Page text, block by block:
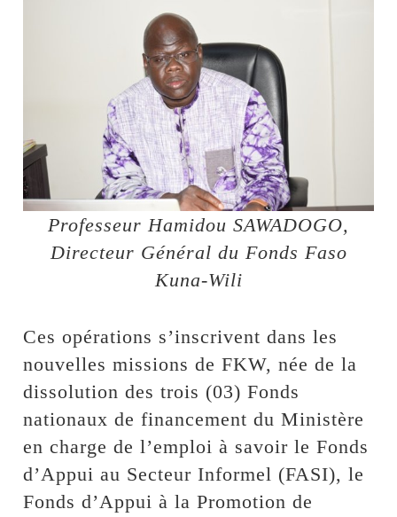
Professeur Hamidou SAWADOGO,
Directeur Général du Fonds Faso
Kuna-Wili
Ces opérations s’inscrivent dans les
nouvelles missions de FKW, née de la
dissolution des trois (03) Fonds
nationaux de financement du Ministère
en charge de l’emploi à savoir le Fonds
d’Appui au Secteur Informel (FASI), le
Fonds d’Appui à la Promotion de